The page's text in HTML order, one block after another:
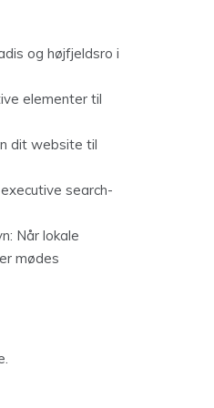
og højfjeldsro i
elementer til
dit website til
search-
Når lokale
mødes